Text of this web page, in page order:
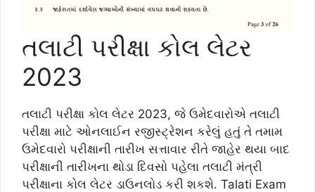
તલાટી પરીક્ષા કોલ લેટર
2023
તલાટી પરીક્ષા કોલ લેટર 2023, જે ઉમેદવારોએ તલાટી
પરીક્ષા માટે ઓનલાઈન રજીસ્ટ્રેશન કરેલું હતું તે તમામ
ઉમેદવારો પરીક્ષાની તારીખ સત્તાવાર રીતે જાહેર થયા બાદ
પરીક્ષાની તારીખના થોડા દિવસો પહેલા તલાટી મંત્રી
પરીક્ષાના કોલ લેટર ડાઉનલોડ કરી શકશે. Talati Exam